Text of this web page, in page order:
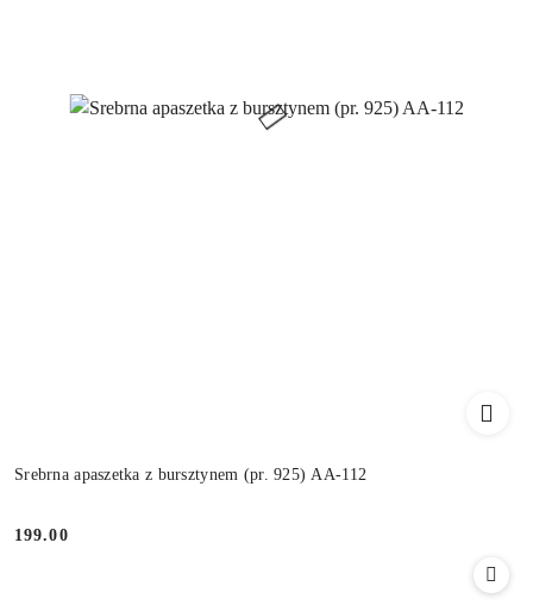
Srebrna apaszetka z bursztynem (pr. 925) AA-112
Cena:
199.00